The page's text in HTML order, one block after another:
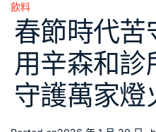
Posted
in
飲料
春節時代苦
用辛森和診
守護萬家燈